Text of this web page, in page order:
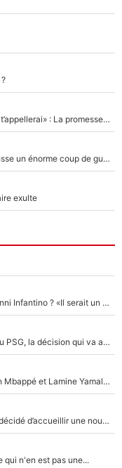
Mercato - OM - «Dès que je prends un club, je t’appellerai» : La promesse de Marcelino au moment de claquer la porte
Victime de racisme contre Murray, Kyrgios pousse un énorme coup de gueule !
exulte
Du PSG à la tête de la FIFA pour remplacer Gianni Infantino ? «Il serait un mauvais président», le patron de la Liga s'attaque à Nasser Al-Khelaïfi !
Bradley Barcola : Luis Enrique prêt à l’écarter au PSG, la décision qui va accélérer son transfert à Liverpool ?
La Liga sur beIN SPORTS, c’est terminé : Kylian Mbappé et Lamine Yamal changent de chaîne, «le moment était venu d'ouvrir un nouveau chapitre»
Avant l’annonce de sa première liste, Zidane a décidé d’accueillir une nouvelle tête en équipe de France
qui n'en est pas une...